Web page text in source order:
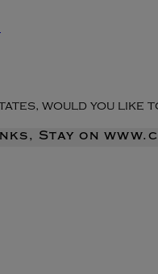
would you like
Stay on